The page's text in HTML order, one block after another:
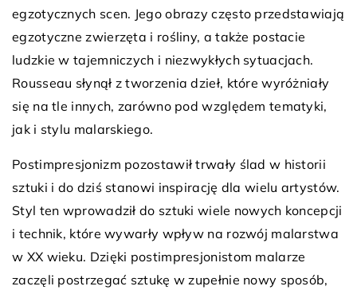
egzotycznych scen. Jego obrazy często przedstawiają
egzotyczne zwierzęta i rośliny, a także postacie
ludzkie w tajemniczych i niezwykłych sytuacjach.
Rousseau słynął z tworzenia dzieł, które wyróżniały
się na tle innych, zarówno pod względem tematyki,
jak i stylu malarskiego.
Postimpresjonizm pozostawił trwały ślad w historii
sztuki i do dziś stanowi inspirację dla wielu artystów.
Styl ten wprowadził do sztuki wiele nowych koncepcji
i technik, które wywarły wpływ na rozwój malarstwa
w XX wieku. Dzięki postimpresjonistom malarze
zaczęli postrzegać sztukę w zupełnie nowy sposób,